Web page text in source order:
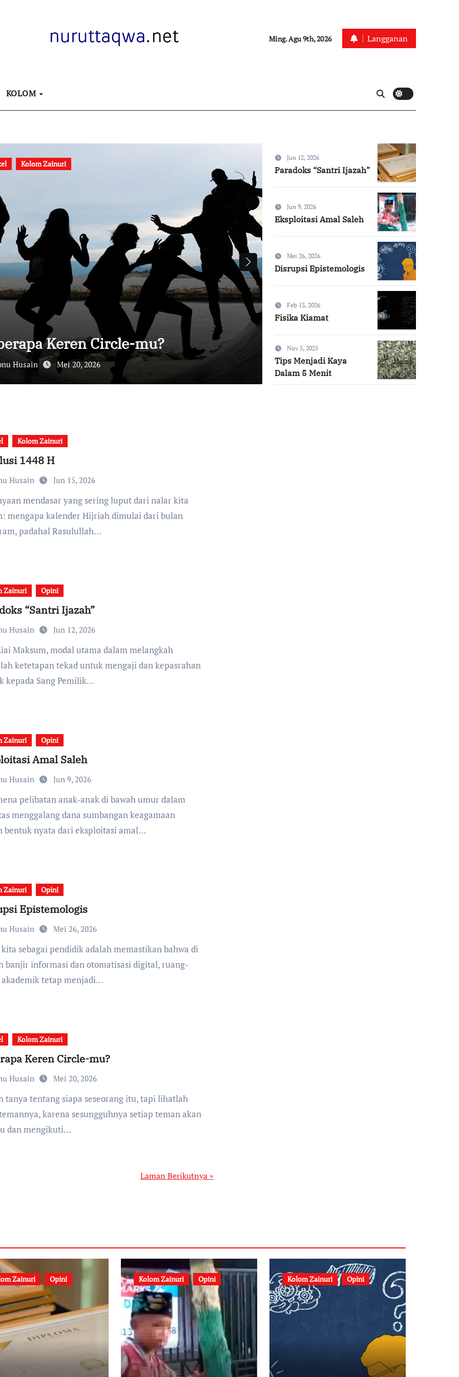
Ming. Agu 9th, 2026 Langganan
KOLOM
Kolom Zainuri
Keren Circle-mu?
Husain Mei 20, 2026
Artikel
Drupadi Gugat
Ibnu Husain Mei 19, 2026
Jun 12, 2026
Paradoks “Santri Ijazah”
Jun 9, 2026
Eksploitasi Amal Saleh
Mei 26, 2026
Disrupsi Epistemologis
Feb 13, 2026
Fisika Kiamat
Nov 5, 2025
Tips Menjadi Kaya
Dalam 5 Menit
Kolom Zainuri
1448 H
Husain Jun 15, 2026
mengapa kalender Hijriah dimulai dari bulan
padahal Rasulullah…
Zainuri Opini
“Santri Ijazah”
Husain Jun 12, 2026
ketetapan tekad untuk mengaji dan kepasrahan
kepada Sang Pemilik…
Zainuri Opini
Amal Saleh
Husain Jun 9, 2026
menggalang dana sumbangan keagamaan
bentuk nyata dari eksploitasi amal…
Zainuri Opini
Epistemologis
Husain Mei 26, 2026
banjir informasi dan otomatisasi digital, ruang-
tetap menjadi…
Kolom Zainuri
Keren Circle-mu?
Husain Mei 20, 2026
karena sesungguhnya setiap teman akan
dan mengikuti…
Laman Berikutnya »
Zainuri Opini Kolom Zainuri Opini Kolom Zainuri Opini